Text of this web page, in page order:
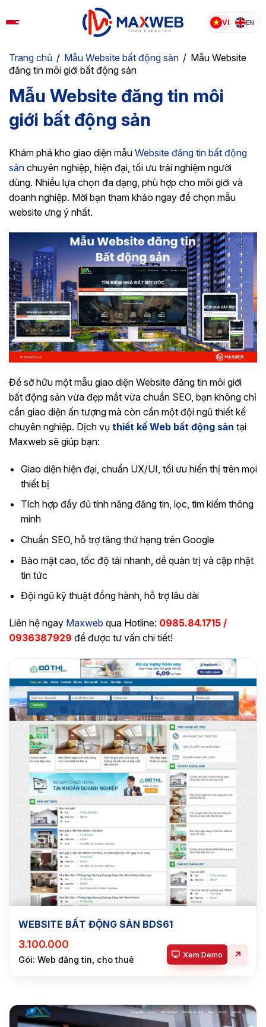
to
VI EN
Trang chủ / Mẫu Website bất động sản​ / Mẫu Website
đăng tin môi giới bất động sản
Mẫu Website đăng tin môi
giới bất động sản
Khám phá kho giao diện mẫu Website đăng tin bất động
sản chuyên nghiệp, hiện đại, tối ưu trải nghiệm người
dùng. Nhiều lựa chọn đa dạng, phù hợp cho môi giới và
doanh nghiệp. Mời bạn tham khảo ngay để chọn mẫu
website ưng ý nhất.
Để sở hữu một mẫu giao diện Website đăng tin môi giới
bất động sản vừa đẹp mắt vừa chuẩn SEO, bạn không chỉ
cần giao diện ấn tượng mà còn cần một đội ngũ thiết kế
chuyên nghiệp. Dịch vụ thiết kế Web bất động sản tại
Maxweb sẽ giúp bạn:
Giao diện hiện đại, chuẩn UX/UI, tối ưu hiển thị trên mọi
thiết bị
Tích hợp đầy đủ tính năng đăng tin, lọc, tìm kiếm thông
minh
Chuẩn SEO, hỗ trợ tăng thứ hạng trên Google
Bảo mật cao, tốc độ tải nhanh, dễ quản trị và cập nhật
tin tức
Đội ngũ kỹ thuật đồng hành, hỗ trợ lâu dài
Liên hệ ngay Maxweb qua Hotline: 0985.84.1715 /
0936387929 để được tư vấn chi tiết!
WEBSITE BẤT ĐỘNG SẢN BDS61
3.100.000
Gói: Web đăng tin, cho thuê Xem Demo